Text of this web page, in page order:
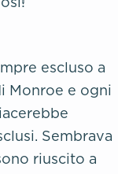
escluso a
Monroe e ogni
Sembrava
riuscito a